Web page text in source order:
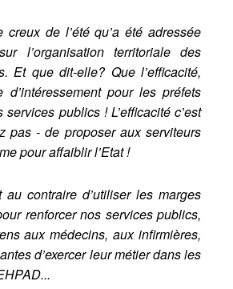
creux de l’été qu’a été adressée
l’organisation territoriale des
Et que dit-elle? Que l’efficacité,
d’intéressement pour les préfets
publics ! L’efficacité c’est
pas - de proposer aux serviteurs
pour affaiblir l’Etat !
au contraire d’utiliser les marges
renforcer nos services publics,
aux médecins, aux infirmières,
d’exercer leur métier dans les